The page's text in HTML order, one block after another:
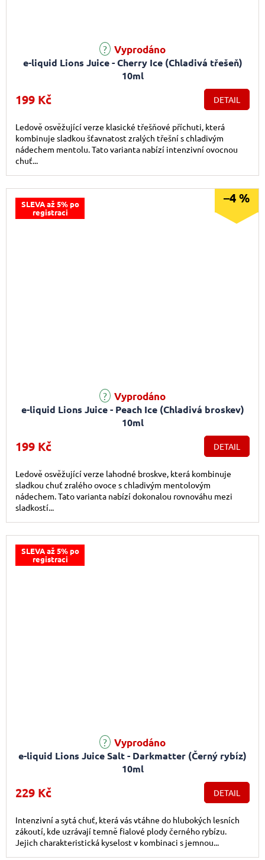
e-liquid Lions Juice - Cherry Ice (Chladivá třešeň)
10ml
Průměrné hodnocení produktu je 4,7 z 5 hvězdiček.
Vyprodáno
199 Kč DETAIL
Ledově osvěžující verze klasické třešňové příchuti, která
kombinuje sladkou šťavnatost zralých třešní s chladivým
nádechem mentolu. Tato varianta nabízí intenzivní ovocnou
chuť...
SLEVA až 5% po
registraci
–4 %
e-liquid Lions Juice - Peach Ice (Chladivá broskev)
10ml
Průměrné hodnocení produktu je 5,0 z 5 hvězdiček.
Vyprodáno
199 Kč DETAIL
Ledově osvěžující verze lahodné broskve, která kombinuje
sladkou chuť zralého ovoce s chladivým mentolovým
nádechem. Tato varianta nabízí dokonalou rovnováhu mezi
sladkostí...
SLEVA až 5% po
registraci
e-liquid Lions Juice Salt - Darkmatter (Černý rybíz)
10ml
Průměrné hodnocení produktu je 5,0 z 5 hvězdiček.
Vyprodáno
229 Kč DETAIL
Intenzivní a sytá chuť, která vás vtáhne do hlubokých lesních
zákoutí, kde uzrávají temně fialové plody černého rybízu.
Jejich charakteristická kyselost v kombinaci s jemnou...